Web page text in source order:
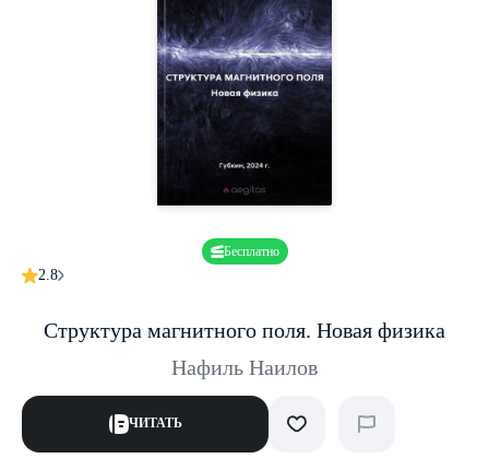
Бесплатно
2.8
Структура магнитного поля. Новая физика
Нафиль Наилов
ЧИТАТЬ